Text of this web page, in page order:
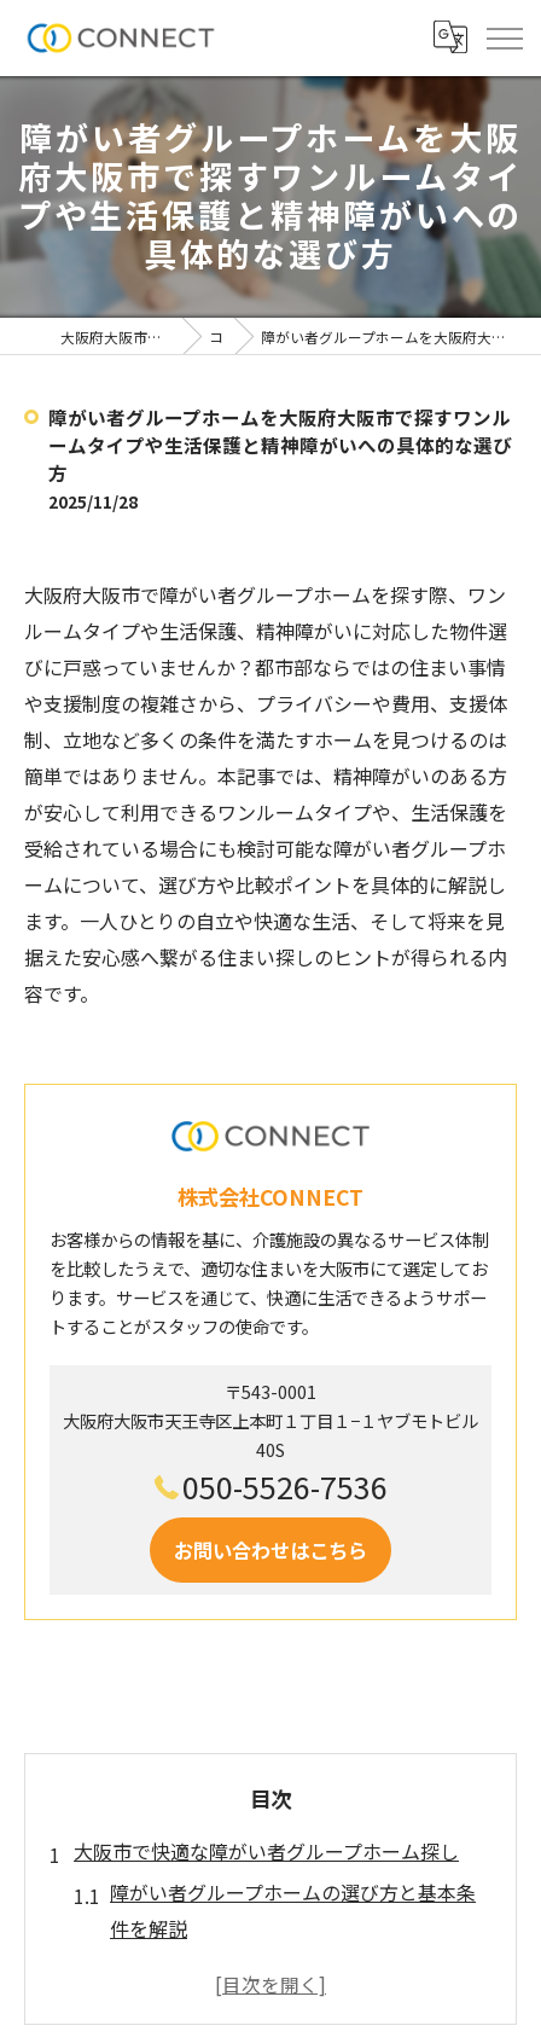
障がい者グループホームを大阪
府大阪市で探すワンルームタイ
プや生活保護と精神障がいへの
具体的な選び方
大阪府大阪市の介護施設なら株式会社CONNECT コラム 障がい者グループホームを大阪府大阪市で探すワンルームタイプや生活保護と精神障がいへの具体的な選び方
障がい者グループホームを大阪府大阪市で探すワンル
ームタイプや生活保護と精神障がいへの具体的な選び
方
2025/11/28
大阪府大阪市で障がい者グループホームを探す際、ワン
ルームタイプや生活保護、精神障がいに対応した物件選
びに戸惑っていませんか？都市部ならではの住まい事情
や支援制度の複雑さから、プライバシーや費用、支援体
制、立地など多くの条件を満たすホームを見つけるのは
簡単ではありません。本記事では、精神障がいのある方
が安心して利用できるワンルームタイプや、生活保護を
受給されている場合にも検討可能な障がい者グループホ
ームについて、選び方や比較ポイントを具体的に解説し
ます。一人ひとりの自立や快適な生活、そして将来を見
据えた安心感へ繋がる住まい探しのヒントが得られる内
容です。
株式会社CONNECT
お客様からの情報を基に、介護施設の異なるサービス体制
を比較したうえで、適切な住まいを大阪市にて選定してお
ります。サービスを通じて、快適に生活できるようサポー
トすることがスタッフの使命です。
〒543-0001
大阪府大阪市天王寺区上本町１丁目１−１ヤブモトビル
40S
050-5526-7536
お問い合わせはこちら
目次
大阪市で快適な障がい者グループホーム探し
障がい者グループホームの選び方と基本条
件を解説
大阪市で注目されるワンルーム型の特徴と